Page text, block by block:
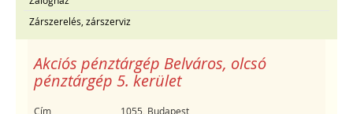
Zárszerelés, zárszerviz
Akciós pénztárgép Belváros, olcsó
pénztárgép 5. kerület
Cím 1055, Budapest